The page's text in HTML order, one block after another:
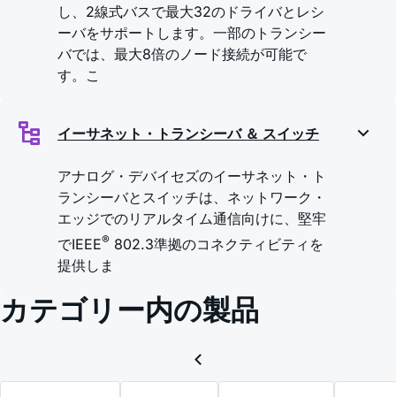
し、2線式バスで最大32のドライバとレシ
ーバをサポートします。一部のトランシー
バでは、最大8倍のノード接続が可能で
す。こ
イーサネット・トランシーバ ＆ スイッチ
アナログ・デバイセズのイーサネット・ト
ランシーバとスイッチは、ネットワーク・
エッジでのリアルタイム通信向けに、堅牢
でIEEE® 802.3準拠のコネクティビティを
提供しま
カテゴリー内の製品